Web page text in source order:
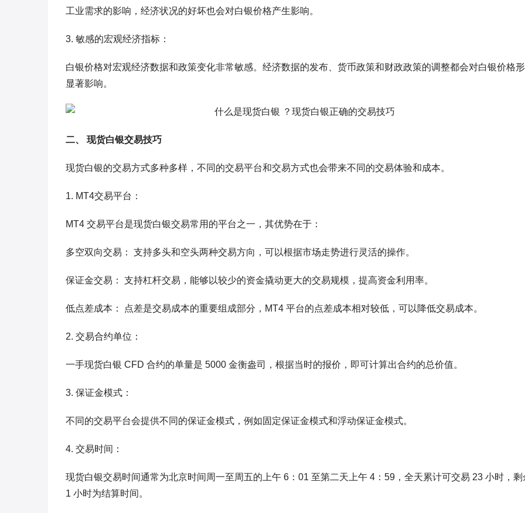
工业需求的影响，经济状况的好坏也会对白银价格产生影响。
3. 敏感的宏观经济指标：
白银价格对宏观经济数据和政策变化非常敏感。经济数据的发布、货币政策和财政政策的调整都会对白银价格
显著影响。
二、 现货白银交易技巧
现货白银的交易方式多种多样，不同的交易平台和交易方式也会带来不同的交易体验和成本。
1. MT4交易平台：
MT4 交易平台是现货白银交易常用的平台之一，其优势在于：
多空双向交易： 支持多头和空头两种交易方向，可以根据市场走势进行灵活的操作。
保证金交易： 支持杠杆交易，能够以较少的资金撬动更大的交易规模，提高资金利用率。
低点差成本： 点差是交易成本的重要组成部分，MT4 平台的点差成本相对较低，可以降低交易成本。
2. 交易合约单位：
一手现货白银 CFD 合约的单量是 5000 金衡盎司，根据当时的报价，即可计算出合约的总价值。
3. 保证金模式：
不同的交易平台会提供不同的保证金模式，例如固定保证金模式和浮动保证金模式。
4. 交易时间：
现货白银交易时间通常为北京时间周一至周五的上午 6：01 至第二天上午 4：59，全天累计可交易 23 小时，剩
1 小时为结算时间。